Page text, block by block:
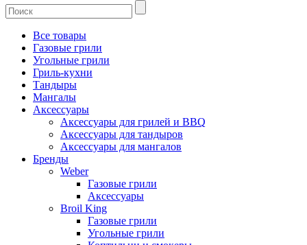
Все товары
Газовые грили
Угольные грили
Гриль-кухни
Тандыры
Мангалы
Аксессуары
Аксессуары для грилей и BBQ
Аксессуары для тандыров
Аксессуары для мангалов
Бренды
Weber
Газовые грили
Аксессуары
Broil King
Газовые грили
Угольные грили